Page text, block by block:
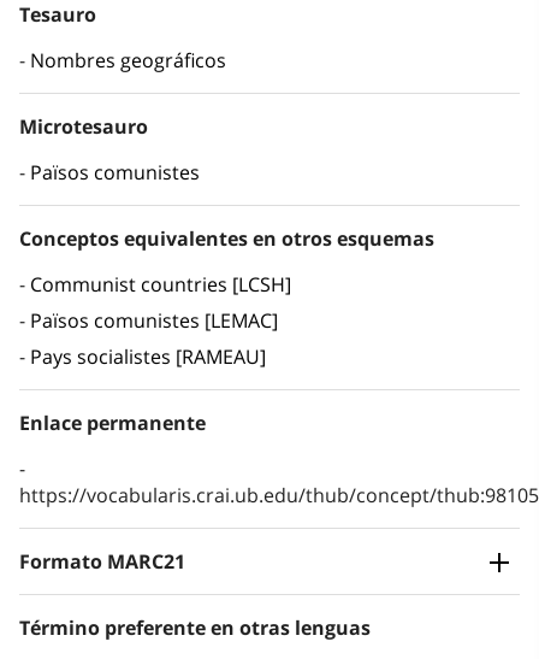
Tesauro
Nombres geográficos
Microtesauro
Països comunistes
Conceptos equivalentes en otros esquemas
Communist countries [LCSH]
Països comunistes [LEMAC]
Pays socialistes [RAMEAU]
Enlace permanente
https://vocabularis.crai.ub.edu/thub/concept/
Formato MARC21
Término preferente en otras lenguas